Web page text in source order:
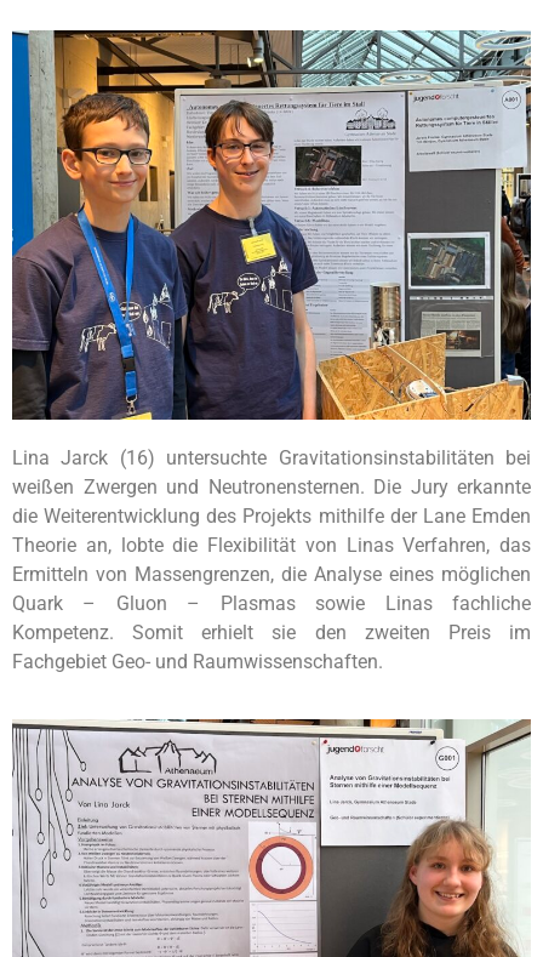
Lina Jarck (16) untersuchte Gravitationsinstabilitäten bei
weißen Zwergen und Neutronensternen. Die Jury erkannte
die Weiterentwicklung des Projekts mithilfe der Lane Emden
Theorie an, lobte die Flexibilität von Linas Verfahren, das
Ermitteln von Massengrenzen, die Analyse eines möglichen
Quark – Gluon – Plasmas sowie Linas fachliche
Kompetenz. Somit erhielt sie den zweiten Preis im
Fachgebiet Geo- und Raumwissenschaften.